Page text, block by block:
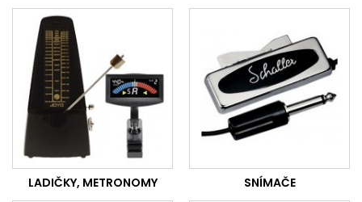
LADIČKY, METRONOMY SNÍMAČE